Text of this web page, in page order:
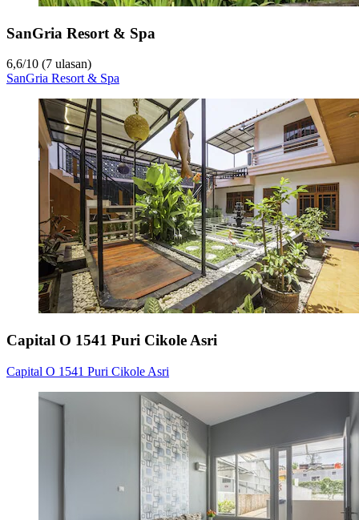
SanGria Resort & Spa
6,6/10 (7 ulasan)
SanGria Resort & Spa
Capital O 1541 Puri Cikole Asri
Capital O 1541 Puri Cikole Asri